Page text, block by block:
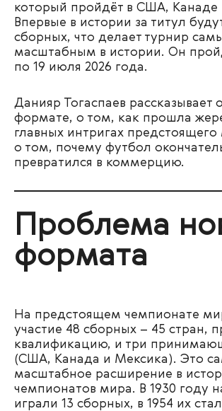
который пройдёт в США, Канаде
Впервые в истории за титул
сборных, что делает турнир
масштабным в истории. Он
по 19 июля 2026 года.
Данияр Тогаспаев рассказывает
формате, о том, как прошла
главных интригах
о том, почему футбол
превратился в коммерцию.
Проблема
формата
На предстоящем чемпионате
участие 48 сборных – 45 стран,
квалификацию, и три
(США, Канада и Мексика). Это
масштабное расширение в
чемпионатов мира. В 1930 году
играли 13 сборных, в 1954 их